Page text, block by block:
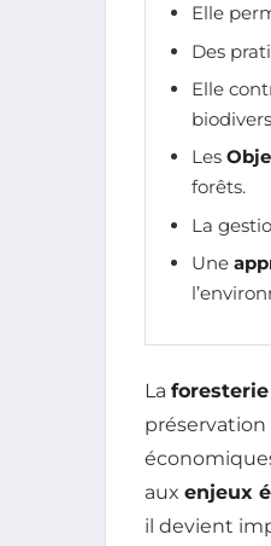
Elle
Des
Elle
Les
forêts.
La
Une
La
préservation
aux enjeux
il devient